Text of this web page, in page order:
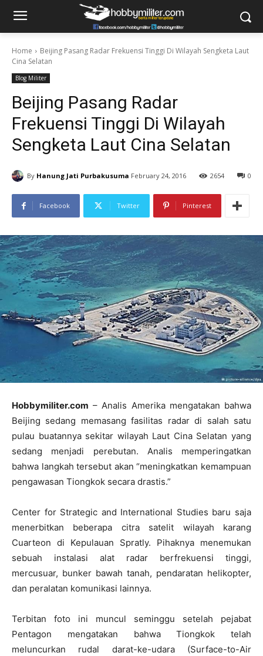
Home
Beijing Pasang Radar Frekuensi Tinggi Di Wilayah Sengketa Laut
Cina Selatan
Blog Militer
Beijing Pasang Radar
Frekuensi Tinggi Di Wilayah
Sengketa Laut Cina Selatan
By Hanung Jati Purbakusuma February 24, 2016 0
2654
Facebook Twitter Pinterest
Hobbymiliter.com – Analis Amerika mengatakan bahwa
Beijing sedang memasang fasilitas radar di salah satu
pulau buatannya sekitar wilayah Laut Cina Selatan yang
sedang menjadi perebutan. Analis memperingatkan
bahwa langkah tersebut akan “meningkatkan kemampuan
pengawasan Tiongkok secara drastis.”
Center for Strategic and International Studies baru saja
menerbitkan beberapa citra satelit wilayah karang
Cuarteon di Kepulauan Spratly. Pihaknya menemukan
sebuah instalasi alat radar berfrekuensi tinggi,
mercusuar, bunker bawah tanah, pendaratan helikopter,
dan peralatan komunikasi lainnya.
Terbitan foto ini muncul seminggu setelah pejabat
Pentagon mengatakan bahwa Tiongkok telah
meluncurkan rudal darat-ke-udara (Surface-to-Air